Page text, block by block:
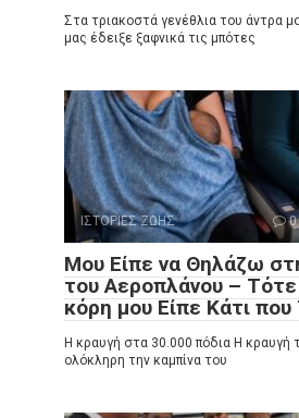
Στα τριακοστά γενέθλια του άντρα
μας έδειξε ξαφνικά τις μπότες
ΙΣΤΟΡΙΕΣ ΖΩΗΣ 0
Μου Είπε να Θηλάζω
του Αεροπλάνου –
κόρη μου Είπε Κάτι που
Η κραυγή στα 30.000 πόδια Η κραυγή
ολόκληρη την καμπίνα του